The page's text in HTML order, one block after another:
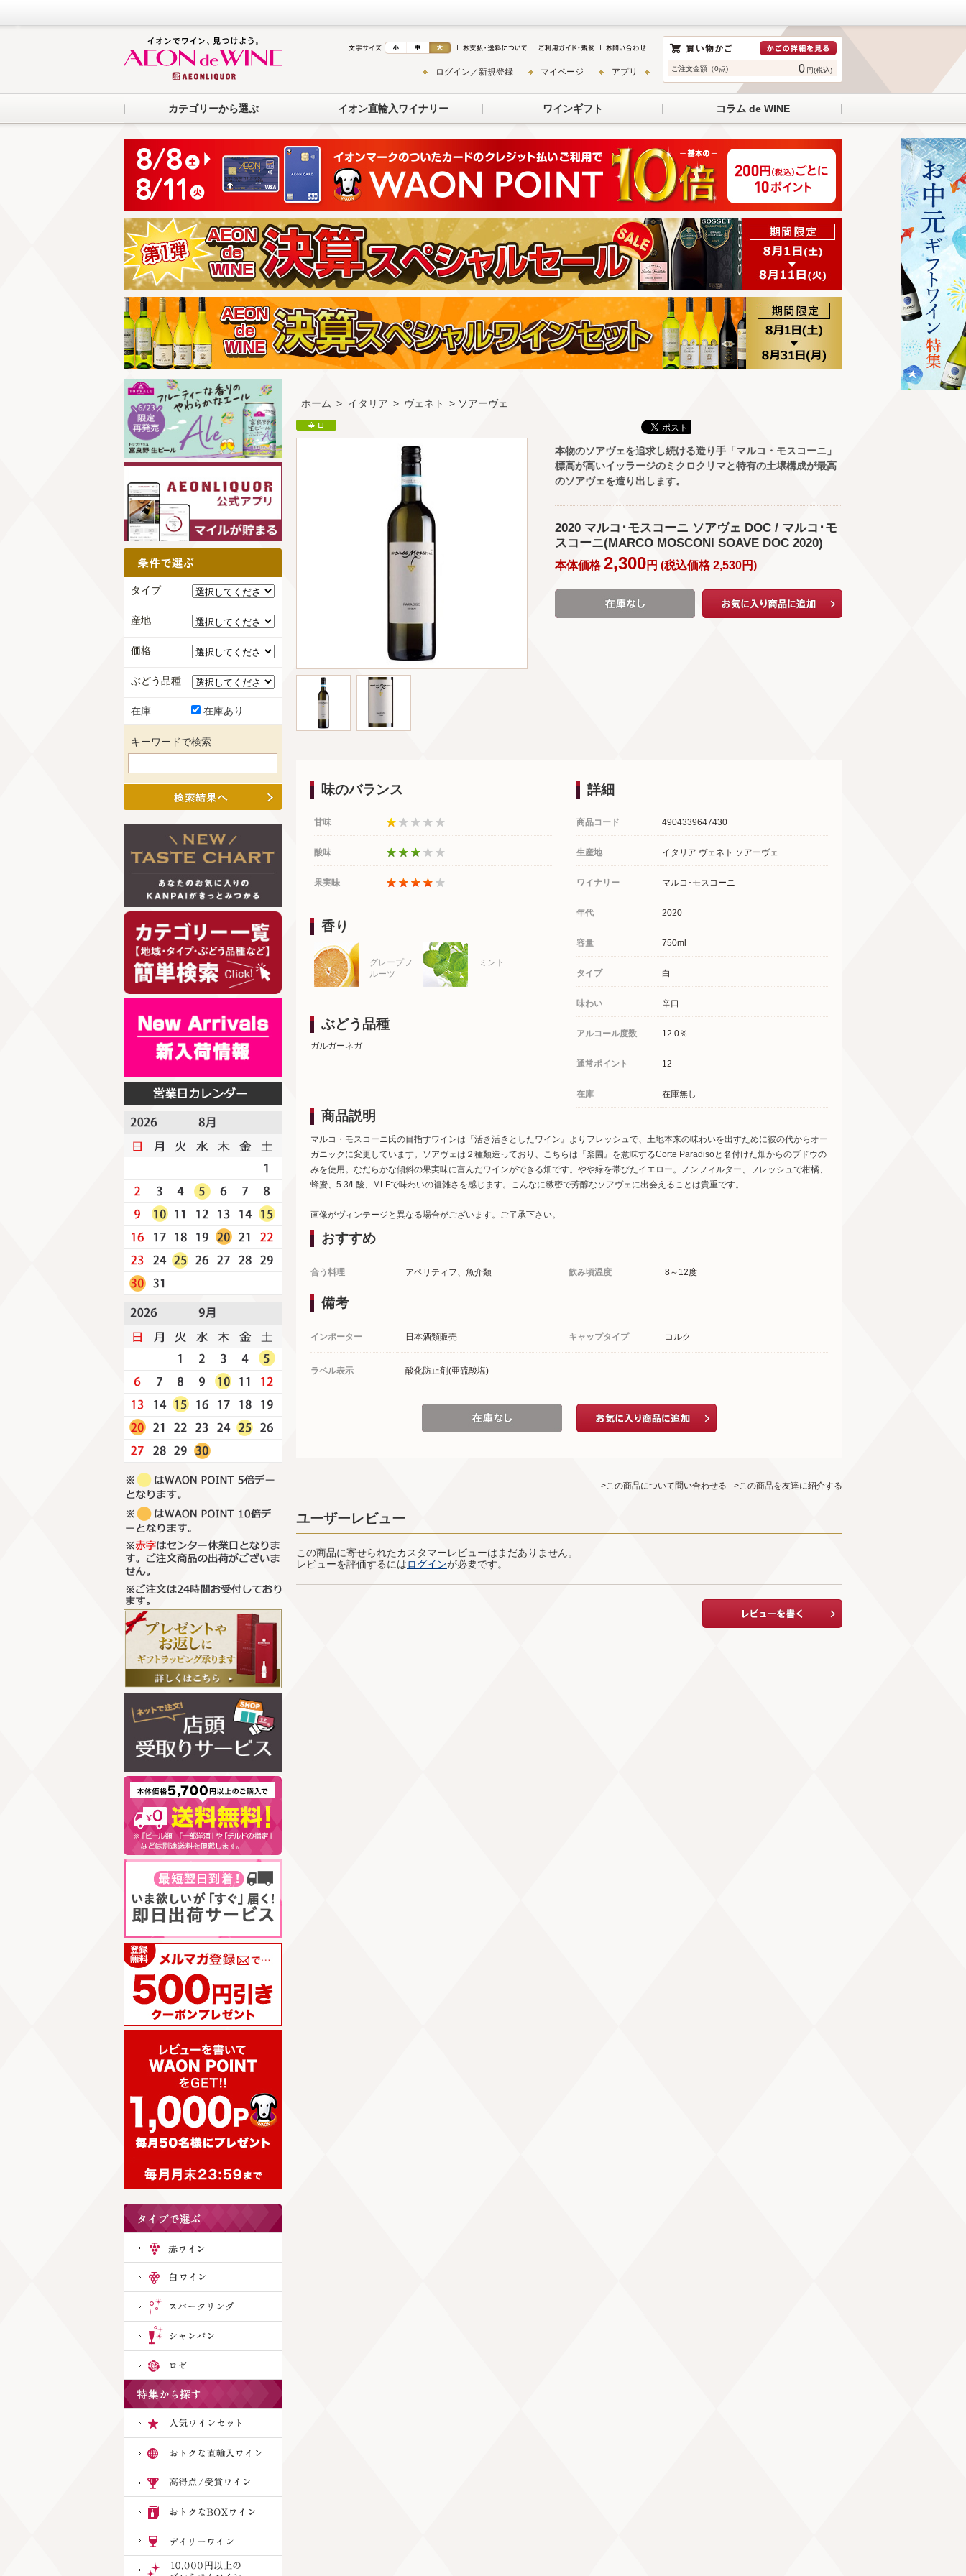
ご注文金額（0点) 0 円(税込)
ログイン／新規登録 マイページ アプリ
カテゴリーから選ぶ イオン直輸入ワイナリー ワインギフト コラム de WINE
ホーム > イタリア > ヴェネト > ソアーヴェ
本物のソアヴェを追求し続ける造り手「マルコ・モスコーニ」
標高が高いイッラージのミクロクリマと特有の土壌構成が最高
のソアヴェを造り出します。
2020 マルコ･モスコーニ ソアヴェ DOC / マルコ･モ
スコーニ(MARCO MOSCONI SOAVE DOC 2020)
本体価格2,300円 (税込価格2,530円)
詳細
商品コード 4904339647430
生産地 イタリア ヴェネト ソアーヴェ
ワイナリー マルコ･モスコーニ
年代 2020
容量 750ml
タイプ 白
味わい 辛口
アルコール度数 12.0％
通常ポイント 12
在庫 在庫無し
味のバランス
甘味
酸味
果実味
香り
グレープフ
ルーツ
ミント
ぶどう品種
ガルガーネガ
商品説明
マルコ・モスコーニ氏の目指すワインは『活き活きとしたワイン』よりフレッシュで、土地本来の味わいを出すために彼の代からオー
ガニックに変更しています。ソアヴェは２種類造っており、こちらは『楽園』を意味するCorte Paradisoと名付けた畑からのブドウの
みを使用。なだらかな傾斜の果実味に富んだワインができる畑です。やや緑を帯びたイエロー。ノンフィルター、フレッシュで柑橘、
蜂蜜、5.3/L酸、MLFで味わいの複雑さを感じます。こんなに緻密で芳醇なソアヴェに出会えることは貴重です。
画像がヴィンテージと異なる場合がございます。ご了承下さい。
おすすめ
合う料理 アペリティフ、魚介類 飲み頃温度 8～12度
備考
インポーター 日本酒類販売 キャップタイプ コルク
ラベル表示 酸化防止剤(亜硫酸塩)
>この商品について問い合わせる >この商品を友達に紹介する
ユーザーレビュー
この商品に寄せられたカスタマーレビューはまだありません。
レビューを評価するにはログインが必要です。
タイプ
産地
価格
ぶどう品種
在庫 在庫あり
キーワードで検索